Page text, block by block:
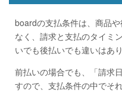
boardの支払条件は、商品
なく、請求と支払のタイミ
いでも後払いでも違いはあり
前払いの場合でも、「請求
すので、支払条件の中でそ